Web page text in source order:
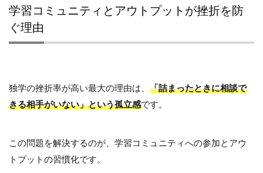
学習コミュニティとアウトプットが挫折を防
ぐ理由
独学の挫折率が高い最大の理由は、 「詰まったときに相談で
きる相手がいない」という孤立感です。
この問題を解決するのが、学習コミュニティへの参加とアウ
トプットの習慣化です。